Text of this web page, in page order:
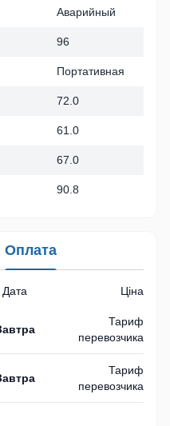
Аварийный
96
Портативная
72.0
61.0
67.0
90.8
Оплата
Дата Ціна
Тариф
перевозчика
Тариф
перевозчика